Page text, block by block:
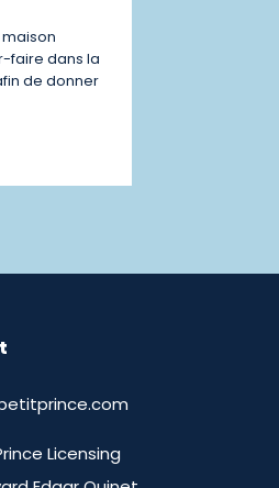
maison
faire dans la
de donner
Licensing